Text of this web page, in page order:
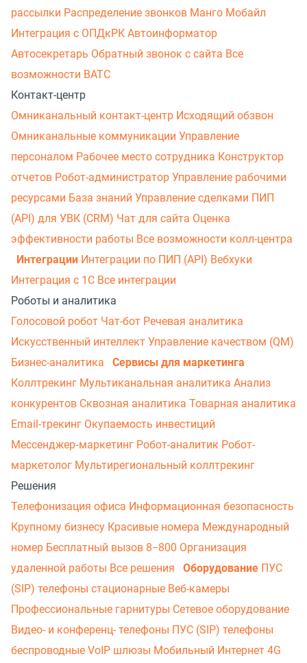
рассылки Распределение звонков Манго Мобайл
Интеграция с ОПДкРК Автоинформатор
Автосекретарь Обратный звонок с сайта Все
возможности ВАТС
Контакт-центр
Омниканальный контакт-центр Исходящий обзвон
Омниканальные коммуникации Управление
персоналом Рабочее место сотрудника Конструктор
отчетов Робот-администратор Управление рабочими
ресурсами База знаний Управление сделками ПИП
(API) для УВК (CRM) Чат для сайта Оценка
эффективности работы Все возможности колл-центра
Интеграции Интеграции по ПИП (API) Вебхуки
Интеграция с 1С Все интеграции
Роботы и аналитика
Голосовой робот Чат-бот Речевая аналитика
Искусственный интеллект Управление качеством (QM)
Бизнес-аналитика
Сервисы для маркетинга
Коллтрекинг Мультиканальная аналитика Анализ
конкурентов Сквозная аналитика Товарная аналитика
Email-трекинг Окупаемость инвестиций
Мессенджер‑маркетинг Робот-аналитик Робот-
маркетолог Мультирегиональный коллтрекинг
Решения
Телефонизация офиса Информационная безопасность
Крупному бизнесу Красивые номера Международный
номер Бесплатный вызов 8−800 Организация
удаленной работы Все решения Оборудование ПУС
(SIP) телефоны стационарные Веб-камеры
Профессиональные гарнитуры Сетевое оборудование
Видео- и конференц- телефоны ПУС (SIP) телефоны
беспроводные VoIP шлюзы Мобильный Интернет 4G